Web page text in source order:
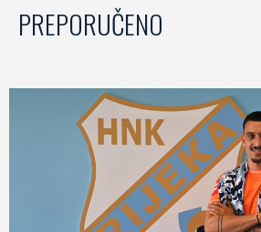
PREPORUČENO